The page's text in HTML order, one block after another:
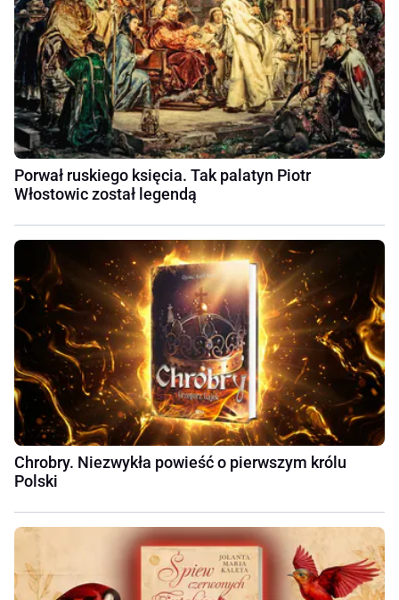
Porwał ruskiego księcia. Tak palatyn Piotr
Włostowic został legendą
Chrobry. Niezwykła powieść o pierwszym królu
Polski